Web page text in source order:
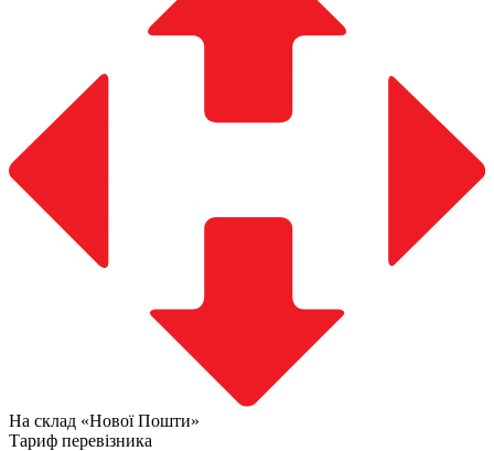
На склад «Нової Пошти»
Тариф перевізника